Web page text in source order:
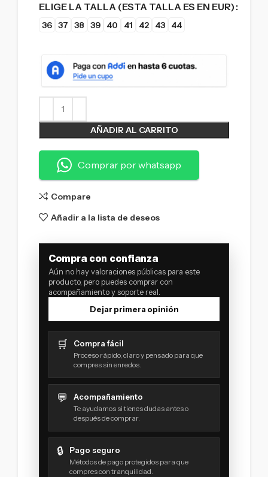
ELIGE LA TALLA (ESTA TALLA ES EN EUR)
36 37 38 39 40 41 42 43 44
AÑADIR AL CARRITO
Comprar por whatsapp
Compare
Añadir a la lista de deseos
Compra con confianza
Aún no hay valoraciones públicas para este
producto, pero puedes comprar con
acompañamiento y soporte real.
Dejar primera opinión
🛒 Compra fácil
Proceso rápido, claro y pensado para que
compres sin enredos.
💬 Acompañamiento
Te ayudamos si tienes dudas antes o
después de comprar.
🔒 Pago seguro
Métodos de pago protegidos para que
compres con tranquilidad.